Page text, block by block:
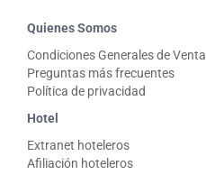
Quienes Somos
Condiciones Generales de Venta
Preguntas más frecuentes
Política de privacidad
Hotel
Extranet hoteleros
Afiliación hoteleros